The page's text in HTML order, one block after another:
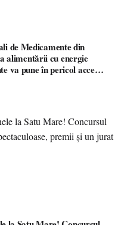
de Medicamente din
alimentării cu energie
va pune în pericol accesul